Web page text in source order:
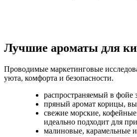
Лучшие ароматы для
Проводимые маркетинговые
уюта, комфорта и безопасности.
распространяемый в фойе
пряный аромат корицы,
свежие морские,
идеально подходит для
малиновые, карамельные